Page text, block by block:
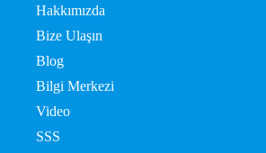
Hakkımızda
Bize Ulaşın
Blog
Bilgi Merkezi
Video
SSS